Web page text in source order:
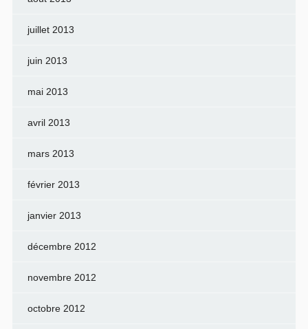
juillet 2013
juin 2013
mai 2013
avril 2013
mars 2013
février 2013
janvier 2013
décembre 2012
novembre 2012
octobre 2012